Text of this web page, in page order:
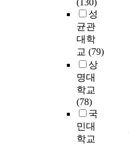
(130)
성
균관
대학
교 (79)
상
명대
학교
(78)
국
민대
학교